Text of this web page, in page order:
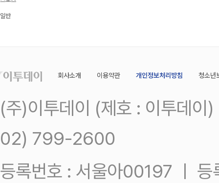
일반
회사소개 이용약관 개인정보처리방침 청소년
(주)이투데이 (제호 : 이투데
02) 799-2600
등록번호 : 서울아00197 ㅣ